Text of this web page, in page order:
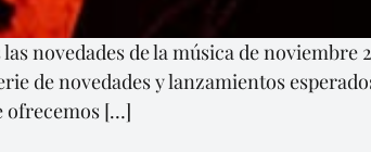
novedades de la música de
de novedades y lanzamientos
ofrecemos […]